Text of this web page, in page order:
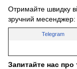
Отримайте швидку
зручний месенджер:
Telegram
Запитайте нас